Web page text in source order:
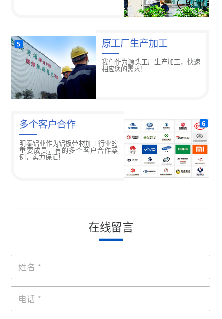
原工厂生产加工
我们作为源头工厂生产加工，快速
相应您的需求！
多个客户合作
明泰铝业作为铝板带材加工行业的
重要成员，有的多个客户合作案
例，实力保证！
在线留言